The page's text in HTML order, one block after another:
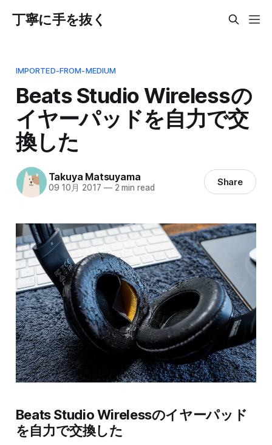
丁寧に手を抜く
IMPORTED-FROM-MEDIUM
Beats Studio Wirelessの
イヤーパッドを自力で交
換した
Takuya Matsuyama
09 10月 2017 —2 min read Share
Beats Studio Wirelessのイヤーパッド
を自力で交換した